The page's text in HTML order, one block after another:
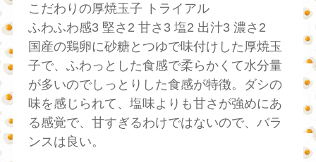
こだわりの厚焼玉子 トライアル
ふわふわ感3 堅さ2 甘さ3 塩2 出汁3 濃さ2
国産の鶏卵に砂糖とつゆで味付けした厚焼玉
子で、ふわっとした食感で柔らかくて水分量
が多いのでしっとりした食感が特徴。ダシの
味を感じられて、塩味よりも甘さが強めにあ
る感覚で、甘すぎるわけではないので、バラ
ンスは良い。